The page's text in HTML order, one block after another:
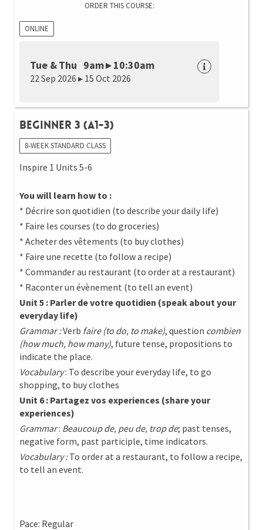
ORDER THIS COURSE:
ONLINE
Tue & Thu 9am ▸ 10:30am
22 Sep 2026 ▸ 15 Oct 2026
Beginner 3 (A1-3)
8-WEEK STANDARD CLASS
Inspire 1 Units 5-6
You will learn how to :
* Décrire son quotidien (to describe your daily life)
* Faire les courses (to do groceries)
* Acheter des vêtements (to buy clothes)
* Faire une recette (to follow a recipe)
* Commander au restaurant (to order at a restaurant)
* Raconter un évènement (to tell an event)
Unit 5 : Parler de votre quotidien (speak about your
everyday life)
Grammar :Verb faire (to do, to make), question combien
(how much, how many), future tense, propositions to
indicate the place.
Vocabulary: To describe your everyday life, to go
shopping, to buy clothes
Unit 6 : Partagez vos experiences (share your
experiences)
Grammar: Beaucoup de, peu de, trop de; past tenses,
negative form, past participle, time indicators.
Vocabulary :To order at a restaurant, to follow a recipe,
to tell an event.
Pace: Regular